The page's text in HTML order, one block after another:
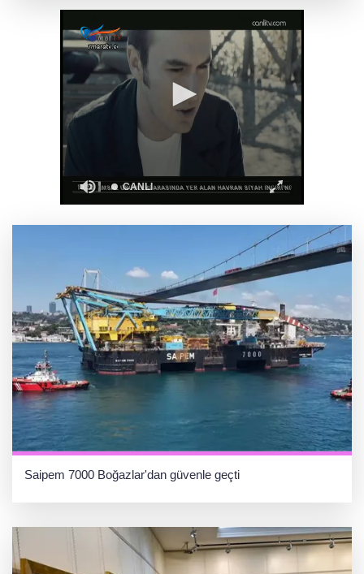
Bursa Keles'te yollar hem yenileniyor, hem
genişliyor
Başkan Genç, “Sevdam Karadeniz” ekibini
ağırladı! Film Festivali Aralık’ta
Yeşilay'dan göçmen gençleri bağımlılık
Saipem 7000 Boğazlar'dan güvenle geçti